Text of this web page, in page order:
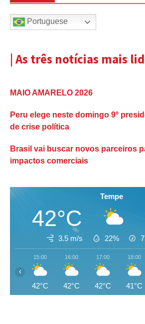
Portuguese
| As três notícias mais
MAIO AMARELO 2026
Peru elege neste domingo 9º
de crise política
Brasil vai buscar novos parceiros
impactos comerciais
Tempe
42°C
3.5 m/s 22%
15:00
42°C
16:00
42°C
17:00
42°C
18:00
41°C
‹